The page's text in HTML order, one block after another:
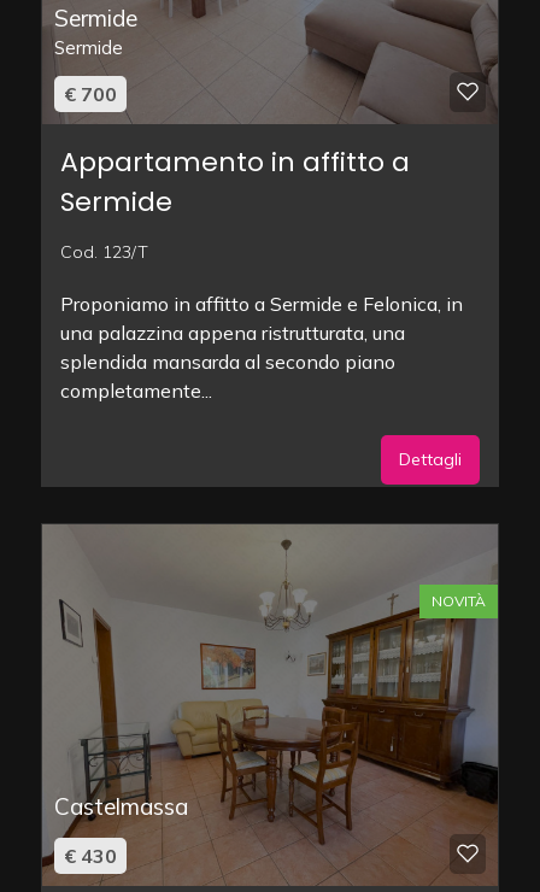
Sermide
Sermide
€ 700
Appartamento in affitto a
Sermide
Cod. 123/T
Proponiamo in affitto a Sermide e Felonica, in
una palazzina appena ristrutturata, una
splendida mansarda al secondo piano
completamente...
Dettagli
NOVITÀ
Castelmassa
€ 430